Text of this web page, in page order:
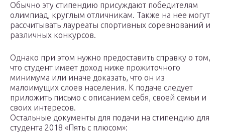
Обычно эту стипендию присуждают победителям
олимпиад, круглым отличникам. Также на нее могут
рассчитывать лауреаты спортивных соревнований и
различных конкурсов.
Однако при этом нужно предоставить справку о том,
что студент имеет доход ниже прожиточного
минимума или иначе доказать, что он из
малоимущих слоев населения. К подаче следует
приложить письмо с описанием себя, своей семьи и
своих интересов.
Остальные документы для подачи на стипендию для
студента 2018 «Пять с плюсом»: